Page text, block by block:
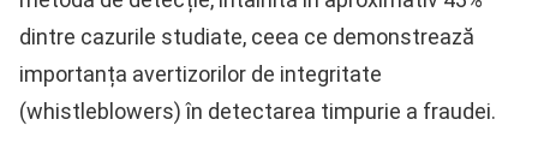
dintre cazurile studiate, ceea ce demonstrează
importanța avertizorilor de integritate
(whistleblowers) în detectarea timpurie a fraudei.